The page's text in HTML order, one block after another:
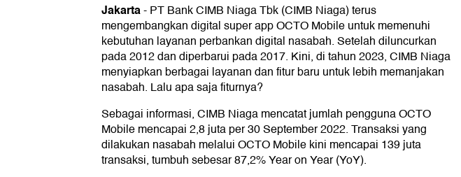
Jakarta-PT Bank CIMB Niaga Tbk (CIMB Niaga) terus
mengembangkan digital super app OCTO Mobile untuk memenuhi
kebutuhan layanan perbankan digital nasabah. Setelah diluncurkan
pada 2012 dan diperbarui pada 2017. Kini, di tahun 2023, CIMB Niaga
menyiapkan berbagai layanan dan fitur baru untuk lebih memanjakan
nasabah. Lalu apa saja fiturnya?
Sebagai informasi, CIMB Niaga mencatat jumlah pengguna OCTO
Mobile mencapai 2,8 juta per 30 September 2022. Transaksi yang
dilakukan nasabah melalui OCTO Mobile kini mencapai 139 juta
transaksi, tumbuh sebesar 87,2% Year on Year (YoY).